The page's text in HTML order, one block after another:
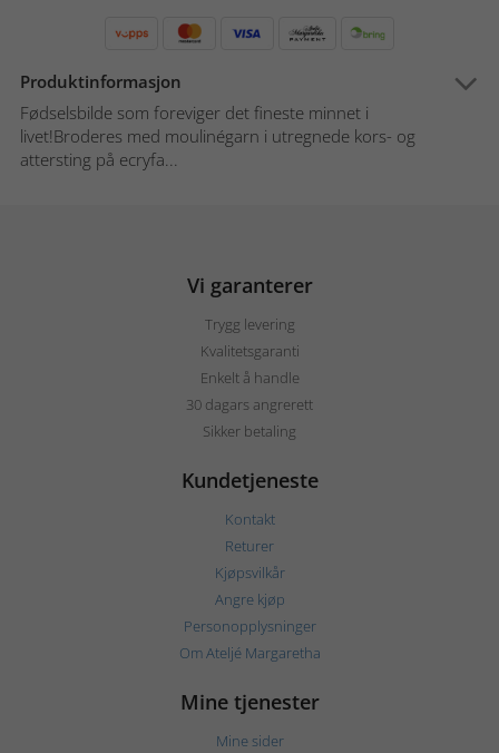
Produktinformasjon
Fødselsbilde som foreviger det fineste minnet i
livet!Broderes med moulinégarn i utregnede kors- og
attersting på ecryfa...
Vi garanterer
Trygg levering
Kvalitetsgaranti
Enkelt å handle
30 dagars angrerett
Sikker betaling
Kundetjeneste
Kontakt
Returer
Kjøpsvilkår
Angre kjøp
Personopplysninger
Om Ateljé Margaretha
Mine tjenester
Mine sider